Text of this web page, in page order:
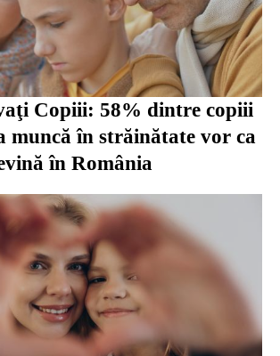
Copiii: 58% dintre copiii
muncă în străinătate vor ca
în România